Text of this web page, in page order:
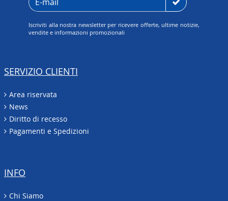
Iscriviti alla nostra newsletter per ricevere offerte, ultime notizie,
vendite e informazioni promozionali
SERVIZIO CLIENTI
Area riservata
News
Diritto di recesso
Pagamenti e Spedizioni
INFO
Chi Siamo